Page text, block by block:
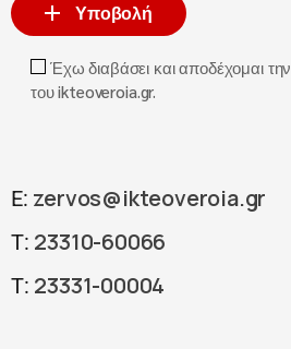
E: zervos@ikteoveroia.gr
T: 23310-60066
T: 23331-00004
Υποβολή
Έχω διαβάσει και αποδέχομαι την
του ikteoveroia.gr.